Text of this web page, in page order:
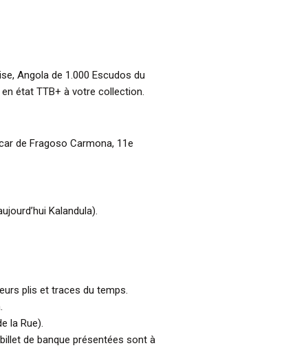
Angola de 1.000 Escudos du
état TTB+ à votre collection.
de Fragoso Carmona, 11e
Kalandula).
plis et traces du temps.
la Rue).
de banque présentées sont à